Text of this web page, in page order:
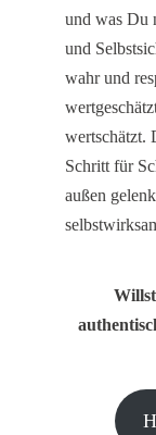
und was Du
und
wahr und
wertschätzt.
Schritt für
außen